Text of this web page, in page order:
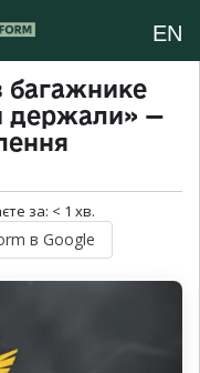
EN
багажнике
держали» —
за: < 1 хв.
в Google